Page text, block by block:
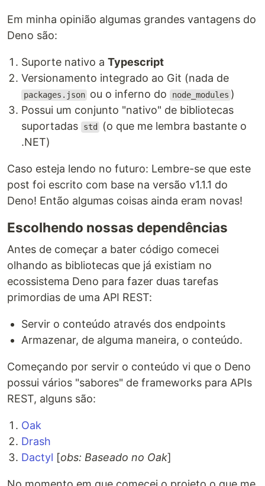
Em minha opinião algumas grandes vantagens do
Deno são:
Suporte nativo a Typescript
Versionamento integrado ao Git (nada de
packages.json ou o inferno do node_modules )
Possui um conjunto "nativo" de bibliotecas
suportadas
std
(o que me lembra bastante o
.NET)
Caso esteja lendo no futuro: Lembre-se que este
post foi escrito com base na versão v1.1.1 do
Deno! Então algumas coisas ainda eram novas!
Escolhendo nossas dependências
Antes de começar a bater código comecei
olhando as bibliotecas que já existiam no
ecossistema Deno para fazer duas tarefas
primordias de uma API REST:
Servir o conteúdo através dos endpoints
Armazenar, de alguma maneira, o conteúdo.
Começando por servir o conteúdo vi que o Deno
possui vários "sabores" de frameworks para APIs
REST, alguns são:
Oak
Drash
Dactyl [obs: Baseado no Oak]